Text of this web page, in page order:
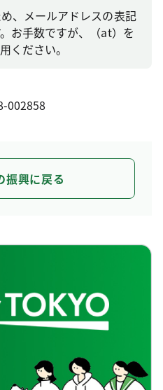
、メールアドレスの表記
お手数ですが、（at）を
ください。
002858
振興に戻る